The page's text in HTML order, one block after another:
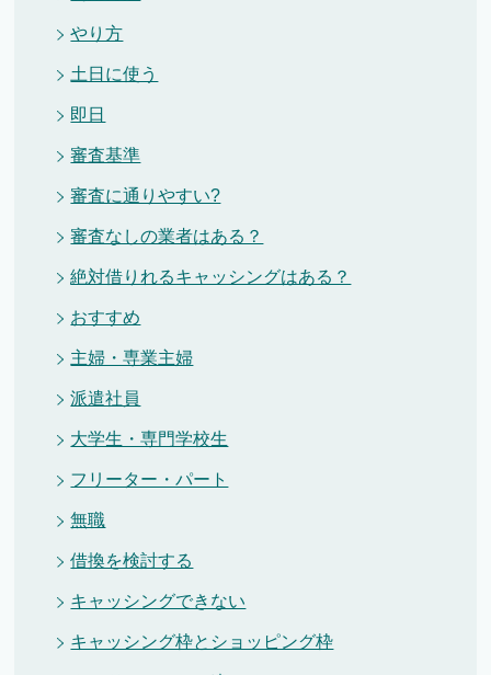
やり方
土日に使う
即日
審査基準
審査に通りやすい?
審査なしの業者はある？
絶対借りれるキャッシングはある？
おすすめ
主婦・専業主婦
派遣社員
大学生・専門学校生
フリーター・パート
無職
借換を検討する
キャッシングできない
キャッシング枠とショッピング枠